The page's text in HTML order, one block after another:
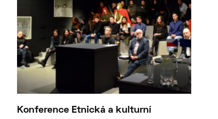
Konference Etnická a kulturní